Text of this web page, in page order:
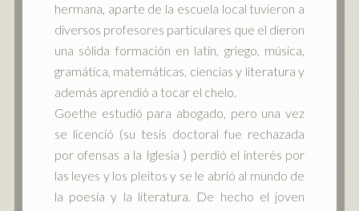
hermana, aparte de la escuela local tuvieron a
diversos profesores particulares que el dieron
una sólida formación en latín, griego, música,
gramática, matemáticas, ciencias y literatura y
además aprendió a tocar el chelo.
Goethe estudió para abogado, pero una vez
se licenció (su tesis doctoral fue rechazada
por ofensas a la Iglesia ) perdió el interés por
las leyes y los pleitos y se le abrió al mundo de
la poesía y la literatura. De hecho el joven